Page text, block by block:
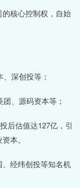
核心控制权，自始
深创投等；
、源码资本等；
后估值达127亿，引
本。
经纬创投等知名机